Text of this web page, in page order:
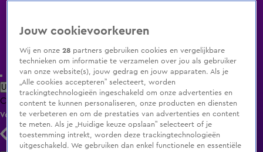
Uitzending Gemist Populaire programma's Zenders Genres
ClipsFilmsRadioSmart TV inlogShop
Volg KIJK
Jouw cookievoorkeuren
Wij en onze28 partners gebruiken cookies en vergelijkbare
technieken om informatie te verzamelen over jou als gebruiker
van onze website(s), jouw gedrag en jouw apparaten. Als je
„Alle cookies accepteren” selecteert, worden
trackingtechnologieën ingeschakeld om onze advertenties en
content te kunnen personaliseren, onze producten en diensten
te verbeteren en om de prestaties van advertenties en content
te meten. Als je „Huidige keuze opslaan” selecteert of je
toestemming intrekt, worden deze trackingtechnologieën
uitgeschakeld. We gebruiken dan enkel functionele en essentiële